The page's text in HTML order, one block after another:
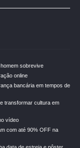
sobrevive
online
bancária em tempos de
transformar cultura em
vídeo
com até 90% OFF na